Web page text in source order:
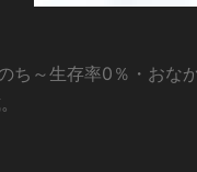
ち～生存率0％・おな